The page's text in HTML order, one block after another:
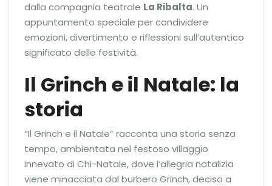
dalla compagnia teatrale La Ribalta. Un
appuntamento speciale per condividere
emozioni, divertimento e riflessioni sull’autentico
significato delle festività.
Il Grinch e il Natale: la
storia
“Il Grinch e il Natale” racconta una storia senza
tempo, ambientata nel festoso villaggio
innevato di Chi-Natale, dove l’allegria natalizia
viene minacciata dal burbero Grinch, deciso a